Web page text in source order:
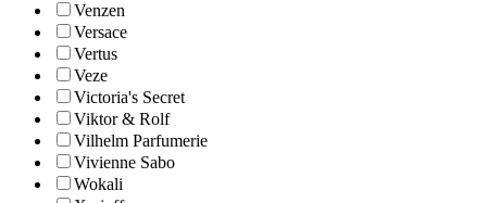
Venzen
Versace
Vertus
Veze
Victoria's Secret
Viktor & Rolf
Vilhelm Parfumerie
Vivienne Sabo
Wokali